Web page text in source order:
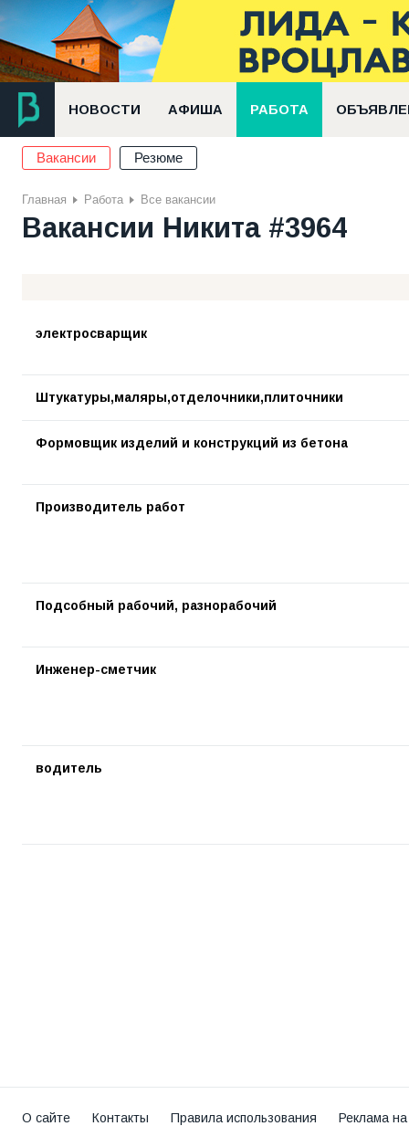
НОВОСТИ АФИША РАБОТА
Вакансии Резюме
Главная Работа Все вакансии
Вакансии Никита #3964
электросварщик
Штукатуры,маляры,отделочники,плиточники
Формовщик изделий и конструкций из бетона
Производитель работ
Подсобный рабочий, разнорабочий
Инженер-сметчик
водитель
О сайте Контакты Правила использования Реклама